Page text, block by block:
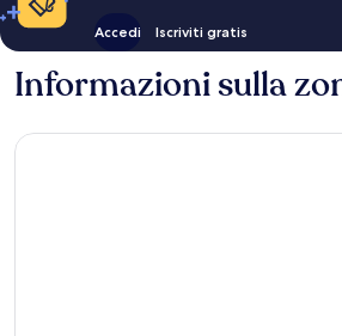
Accedi Iscriviti gratis
Informazioni sulla